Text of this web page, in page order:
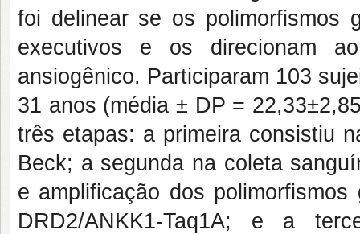
foi delinear se os polimorfismos
executivos e os direcionam
ansiogênico. Participaram 103
31 anos (média ± DP =
três etapas: a primeira consistiu
Beck; a segunda na coleta
e amplificação dos
DRD2/ANKK1-Taq1A; e a